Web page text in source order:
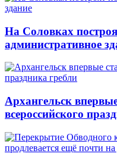
На Соловках
административное
Архангельск
всероссийского